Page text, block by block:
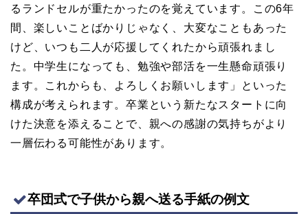
るランドセルが重たかったのを覚えています。この6年
間、楽しいことばかりじゃなく、大変なこともあった
けど、いつも二人が応援してくれたから頑張れまし
た。中学生になっても、勉強や部活を一生懸命頑張り
ます。これからも、よろしくお願いします」といった
構成が考えられます。卒業という新たなスタートに向
けた決意を添えることで、親への感謝の気持ちがより
一層伝わる可能性があります。
卒団式で子供から親へ送る手紙の例文